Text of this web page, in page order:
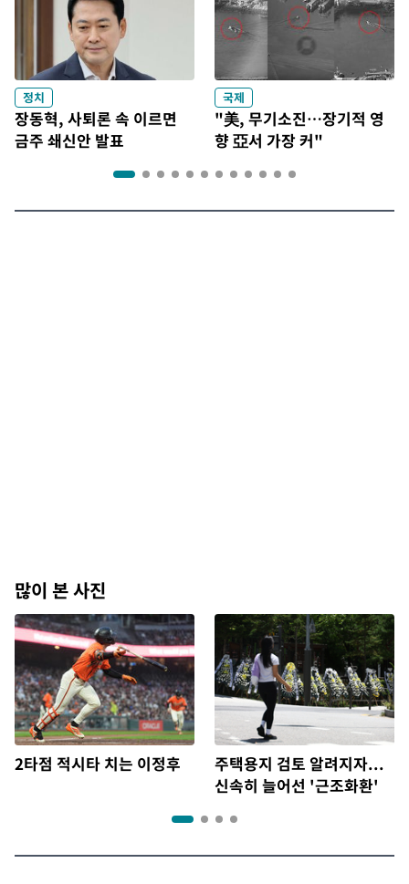
정치
장동혁, 사퇴론 속 이르면
금주 쇄신안 발표
국제
"美, 무기소진…장기적 영
향 亞서 가장 커"
많이 본 사진
2타점 적시타 치는 이정후
주택용지 검토 알려지자...
신속히 늘어선 '근조화환'